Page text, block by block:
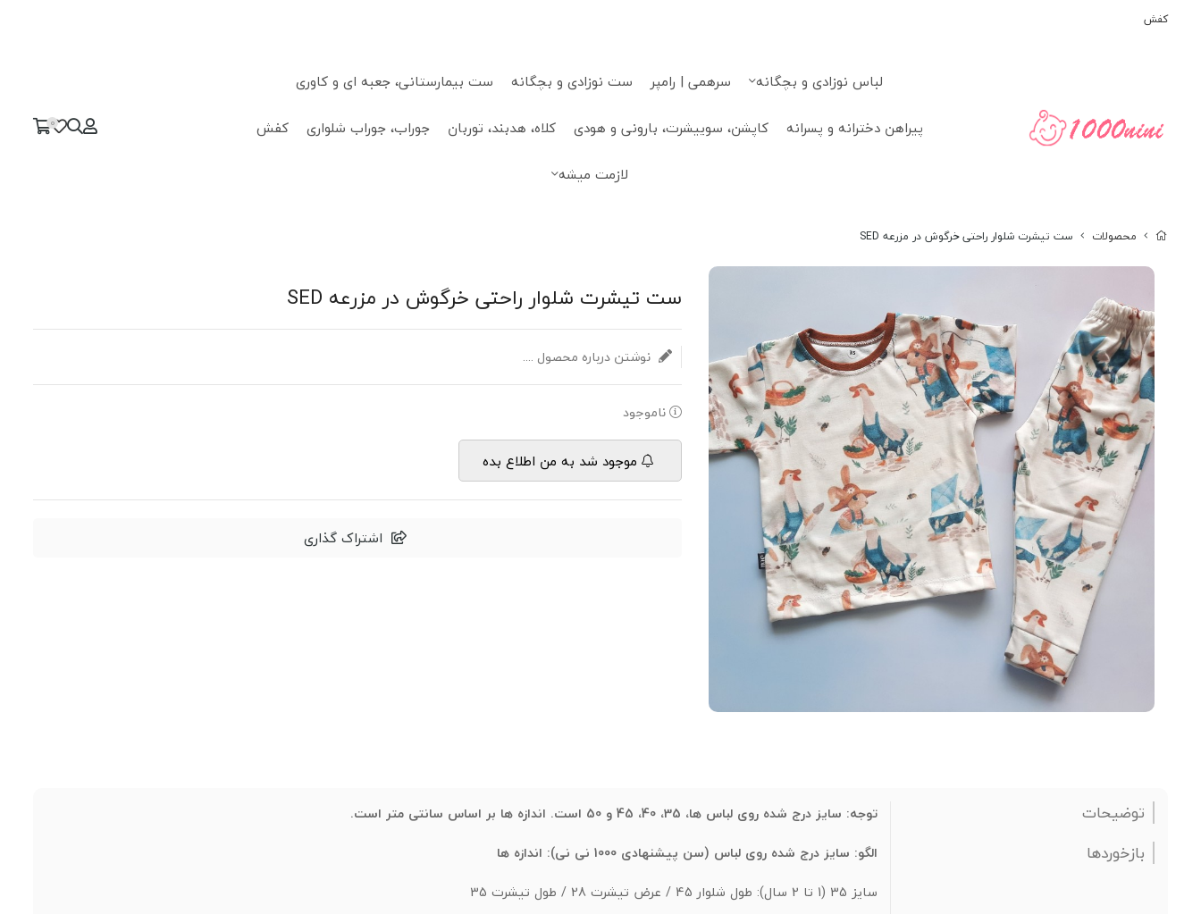
کفش
لباس نوزادی و بچگانه سرهمی | رامپر ست نوزادی و بچگانه
ست بیمارستانی، جعبه ای و کاوری
پیراهن دخترانه و پسرانه
کاپشن، سوییشرت، بارونی و هودی کلاه، هدبند، توربان جوراب، جوراب شلواری
کفش
لازمت میشه
0
محصولات ست تیشرت شلوار راحتی خرگوش در مزرعه SED
ست تیشرت شلوار راحتی خرگوش در مزرعه SED
نوشتن درباره محصول ....
ناموجود
موجود شد به من اطلاع بده
اشتراک گذاری
توضیحات
بازخوردها
توجه: سایز درج شده روی لباس ها، 35، 40، 45 و 50 است. اندازه ها بر اساس سانتی متر است.
الگو: سایز درج شده روی لباس (سن پیشنهادی 1000 نی نی): اندازه ها
سایز 35 (1 تا 2 سال): طول شلوار 45 / عرض تیشرت 28 / طول تیشرت 35